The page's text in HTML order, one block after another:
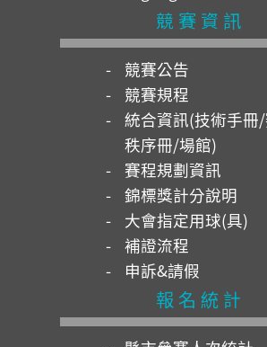
競賽資訊
競賽公告
競賽規程
統合資訊(技術手冊
秩序冊/場館)
賽程規劃資訊
錦標獎計分說明
大會指定用球(具)
補證流程
申訴&請假
報名統計